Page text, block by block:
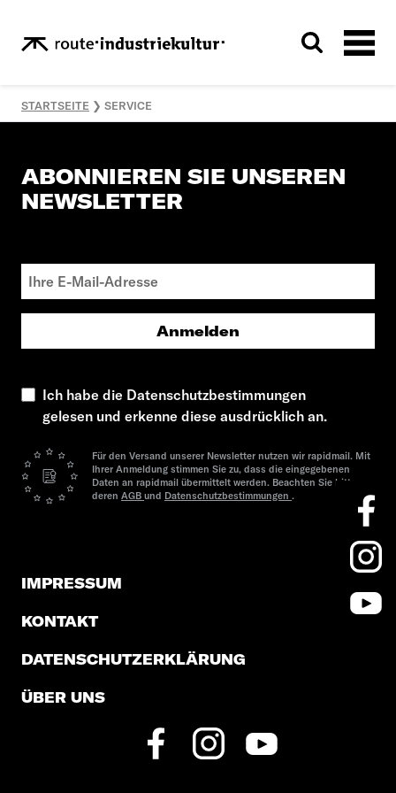
STARTSEITE ❯ SERVICE
ABONNIEREN SIE UNSEREN
NEWSLETTER
Anmelden
Ich habe die Datenschutzbestimmungen
gelesen und erkenne diese ausdrücklich an.
Für den Versand unserer Newsletter nutzen wir rapidmail. Mit
Ihrer Anmeldung stimmen Sie zu, dass die eingegebenen
Daten an rapidmail übermittelt werden. Beachten Sie bitte
deren AGB und Datenschutzbestimmungen .
IMPRESSUM
KONTAKT
DATENSCHUTZERKLÄRUNG
ÜBER UNS